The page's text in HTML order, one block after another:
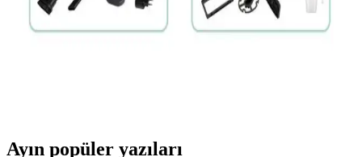
PiranTech Es92 ve CB-107C Temizlik Seti: Güçlü ve
Ayın popüler yazıları